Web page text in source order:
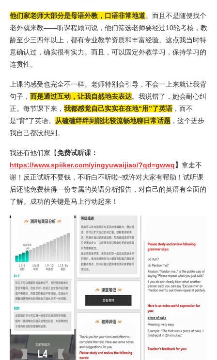
他们家老师大部分是母语外教，口语非常地道。而且不是随便找个
老外就来教——听课程顾问说，他们筛选老师要经过10轮考核，教
龄至少三四年以上，都有专业教学资质和丰富经验。这点我当时特
意确认过，确实很有实力。而且，可以固定外教学习，保持学习的
连贯性。
上课的感受也完全不一样。老师特别会引导，不会一上来就让我背
句子， 而是通过互动，让我自然地去表达。我说错了，她会耐心纠
正。每节课下来， 我都感觉自己实实在在地“用”了英语 ，而不
是“背”了英语。 从磕磕绊绊到能比较流畅地聊日常话题 ，这个进步
我自己都没想到。
我还有他们家【免费试听课：
https://www.spiiker.com/yingyuwaijiao/?qd=gwwq】 拿走不
谢！反正试听不要钱，不听白不听啦~或许对大家有帮助！试听课
后还能免费获得一份专属的英语分析报告，对自己的英语有全面的
了解。成功的关键是马上行动起来！